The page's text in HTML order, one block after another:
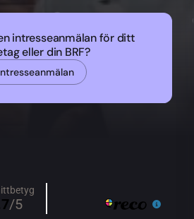
intresseanmälan för ditt
eller din BRF?